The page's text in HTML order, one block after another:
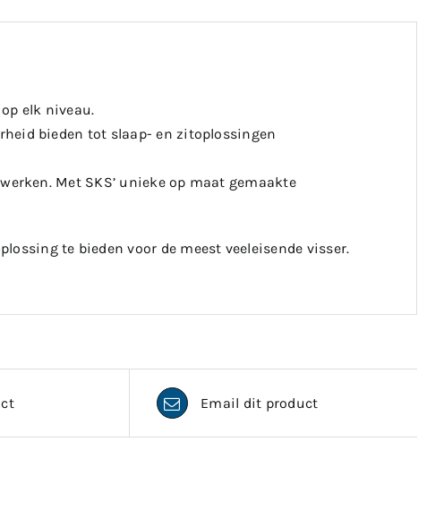
elk niveau.
bieden tot slaap- en zitoplossingen
Met SKS’ unieke op maat gemaakte
te bieden voor de meest veeleisende visser.
Email dit product